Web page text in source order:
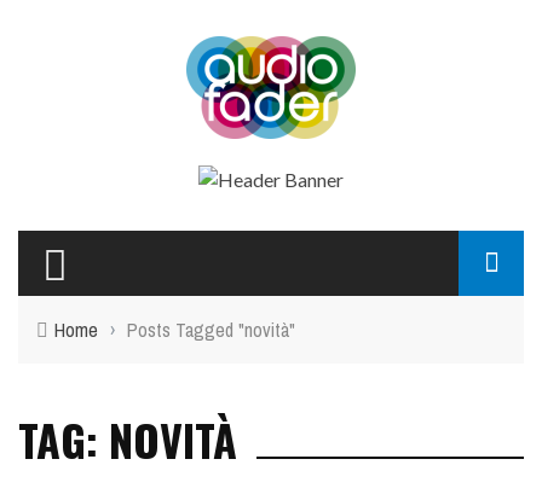
Home › Posts Tagged "novità"
TAG: NOVITÀ